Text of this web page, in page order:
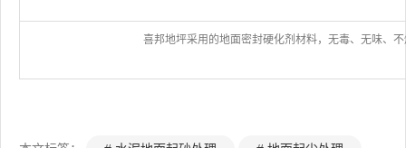
喜邦地坪采用的地面密封硬化剂材料，无毒、无味、不